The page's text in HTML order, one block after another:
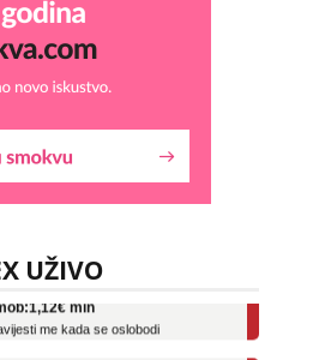
UŽIVO
677 - Kod: #136
min
me kada se oslobodi